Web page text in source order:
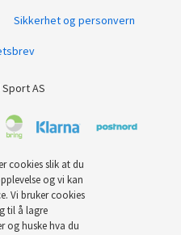
Sikkerhet og personvern
AS
cookies slik at du
og vi kan
Vi bruker cookies
til å lagre
og huske hva du